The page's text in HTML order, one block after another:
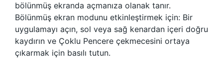
bölünmüş ekranda açmanıza olanak tanır.
Bölünmüş ekran modunu etkinleştirmek için: Bir
uygulamayı açın, sol veya sağ kenardan içeri doğru
kaydırın ve Çoklu Pencere çekmecesini ortaya
çıkarmak için basılı tutun.